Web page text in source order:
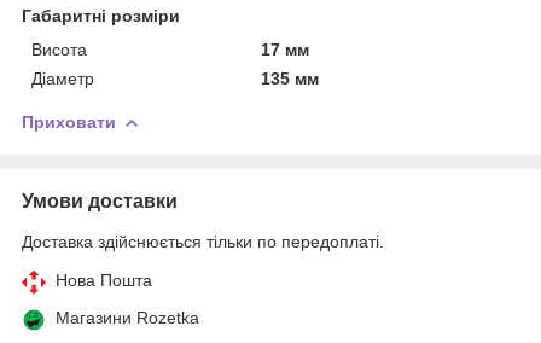
Габаритні розміри
Висота
17 мм
Діаметр
135 мм
Приховати
Умови доставки
Доставка здійснюється тільки по передоплаті.
Нова Пошта
Магазини Rozetka